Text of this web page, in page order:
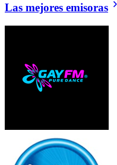
Las mejores emisoras